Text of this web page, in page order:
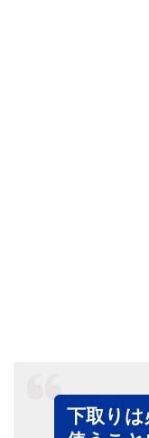
下取り